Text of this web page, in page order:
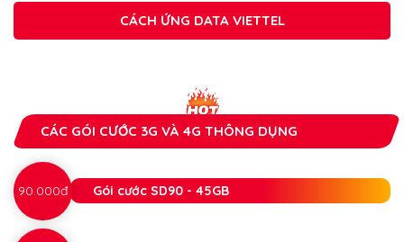
CÁCH ỨNG DATA VIETTEL
CÁC GÓI CƯỚC 3G VÀ 4G THÔNG DỤNG
90.000đ Gói cước SD90 - 45GB